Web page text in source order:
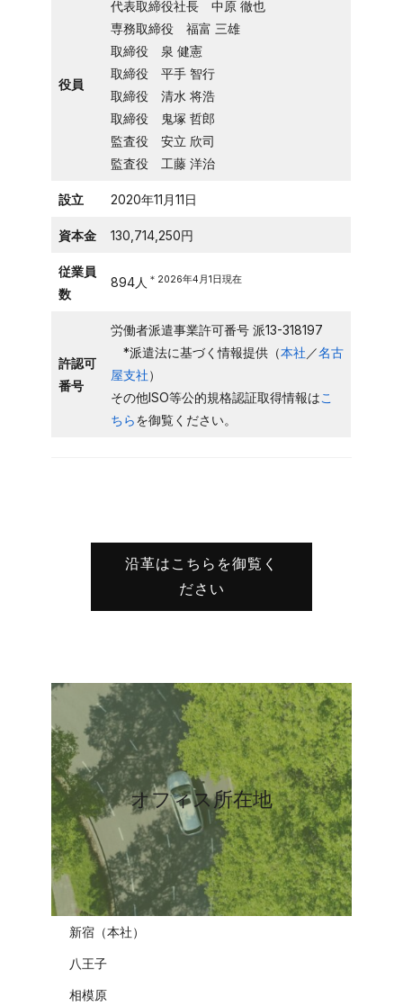
役員
代表取締役社長 中原 徹也
専務取締役 福富 三雄
取締役 泉 健憲
取締役 平手 智行
取締役 清水 将浩
取締役 鬼塚 哲郎
監査役 安立 欣司
監査役 工藤 洋治
設立 2020年11月11日
資本金 130,714,250円
従業員
数
894人 ＊2026年4月1日現在
許認可
番号
労働者派遣事業許可番号 派13-318197
*派遣法に基づく情報提供（本社 ／名古
屋支社）
その他ISO等公的規格認証取得情報はこ
ちらを御覧ください。
沿革はこちらを御覧く
ださい
オフィス所在地
新宿（本社）
八王子
相模原